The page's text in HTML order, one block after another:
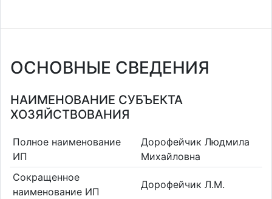
ОСНОВНЫЕ СВЕДЕНИЯ
НАИМЕНОВАНИЕ СУБЪЕКТА
ХОЗЯЙСТВОВАНИЯ
Полное наименование
ИП
Дорофейчик Людмила
Михайловна
Сокращенное
наименование ИП
Дорофейчик Л.М.